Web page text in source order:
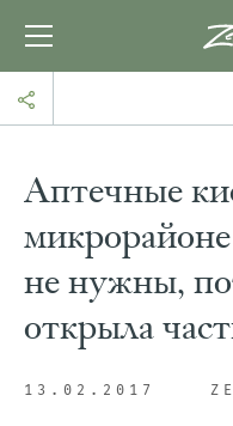
Аптечные
не нужны,
открыла
13.02.2017